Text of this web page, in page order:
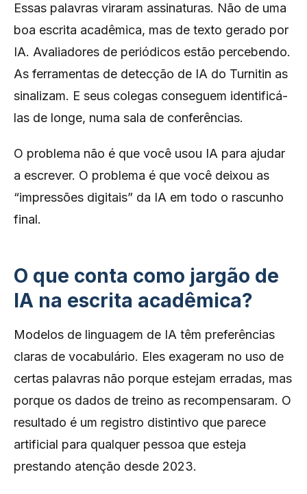
Essas palavras viraram assinaturas. Não de uma
boa escrita acadêmica, mas de texto gerado por
IA. Avaliadores de periódicos estão percebendo.
As ferramentas de detecção de IA do Turnitin as
sinalizam. E seus colegas conseguem identificá-
las de longe, numa sala de conferências.
O problema não é que você usou IA para ajudar
a escrever. O problema é que você deixou as
“impressões digitais” da IA em todo o rascunho
final.
O que conta como jargão de
IA na escrita acadêmica?
Modelos de linguagem de IA têm preferências
claras de vocabulário. Eles exageram no uso de
certas palavras não porque estejam erradas, mas
porque os dados de treino as recompensaram. O
resultado é um registro distintivo que parece
artificial para qualquer pessoa que esteja
prestando atenção desde 2023.